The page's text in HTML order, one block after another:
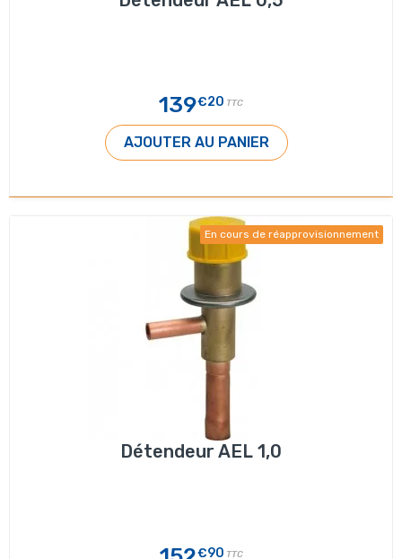
139€20 TTC
AJOUTER AU PANIER
En cours de réapprovisionnement
Détendeur AEL 1,0
€90 TTC